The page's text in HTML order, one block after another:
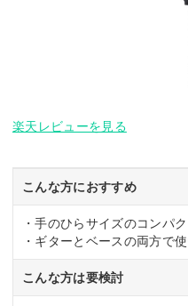
楽天レビューを見る
こんな方におすすめ
・手のひらサイズのコンパ
・ギターとベースの両方で使
こんな方は要検討